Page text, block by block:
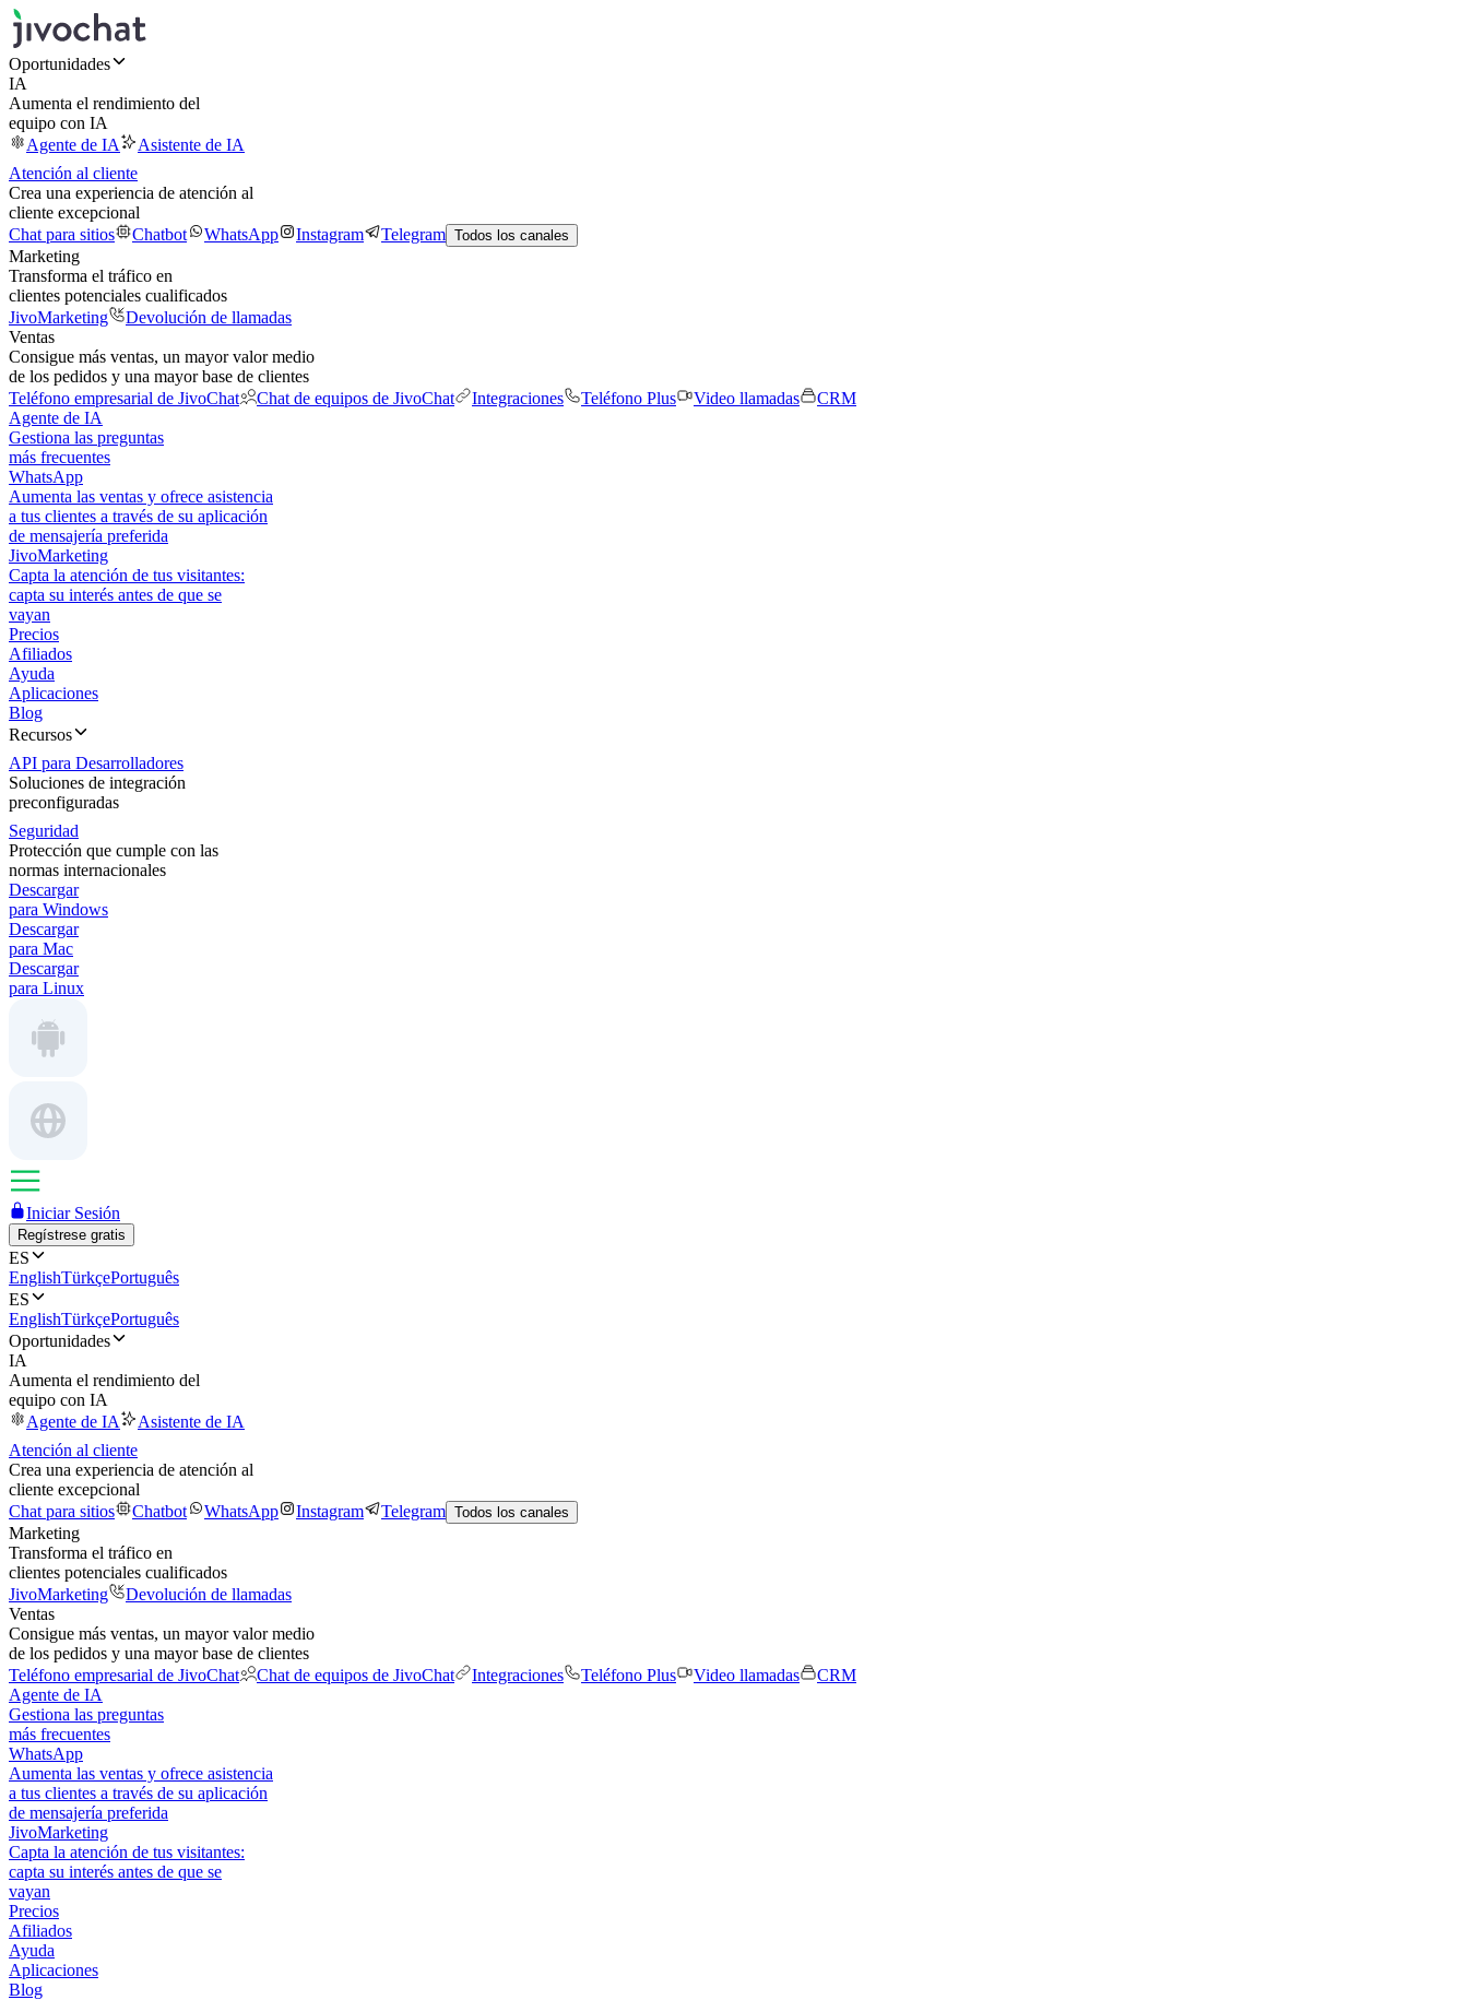
Oportunidades
IA
Aumenta el rendimiento del
equipo con IA
Agente de IA
Asistente de IA
Atención al cliente
Crea una experiencia de atención al
cliente excepcional
Chat para sitios
Chatbot WhatsApp Instagram Telegram Todos los canales
Marketing
Transforma el tráfico en
clientes potenciales cualificados
JivoMarketing
Devolución de llamadas
Ventas
Consigue más ventas, un mayor valor medio
de los pedidos y una mayor base de clientes
Teléfono empresarial de JivoChat
Chat de equipos de JivoChat Integraciones Teléfono Plus Video llamadas
CRM
Agente de IA
Gestiona las preguntas
más frecuentes
WhatsApp
Aumenta las ventas y ofrece asistencia
a tus clientes a través de su aplicación
de mensajería preferida
JivoMarketing
Capta la atención de tus visitantes:
capta su interés antes de que se
vayan
Precios
Afiliados
Ayuda
Aplicaciones
Blog
Recursos
API para Desarrolladores
Soluciones de integración
preconfiguradas
Seguridad
Protección que cumple con las
normas internacionales
Descargar
para Windows
Descargar
para Mac
Descargar
para Linux
Iniciar Sesión
Regístrese gratis
ES
EnglishTürkçePortuguês
ES
EnglishTürkçePortuguês
Oportunidades
IA
Aumenta el rendimiento del
equipo con IA
Agente de IA
Asistente de IA
Atención al cliente
Crea una experiencia de atención al
cliente excepcional
Chat para sitios
Chatbot WhatsApp Instagram Telegram Todos los canales
Marketing
Transforma el tráfico en
clientes potenciales cualificados
JivoMarketing
Devolución de llamadas
Ventas
Consigue más ventas, un mayor valor medio
de los pedidos y una mayor base de clientes
Teléfono empresarial de JivoChat
Chat de equipos de JivoChat Integraciones Teléfono Plus Video llamadas
CRM
Agente de IA
Gestiona las preguntas
más frecuentes
WhatsApp
Aumenta las ventas y ofrece asistencia
a tus clientes a través de su aplicación
de mensajería preferida
JivoMarketing
Capta la atención de tus visitantes:
capta su interés antes de que se
vayan
Precios
Afiliados
Ayuda
Aplicaciones
Blog